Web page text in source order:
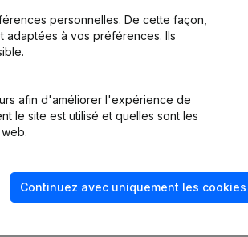
Succursale, etc...)
de Ttimmen?
personnelles. De cette façon,
adaptées à vos préférences. Ils
afin d'améliorer l'expérience de
le site est utilisé et quelles sont les
Continuez avec uniquement les